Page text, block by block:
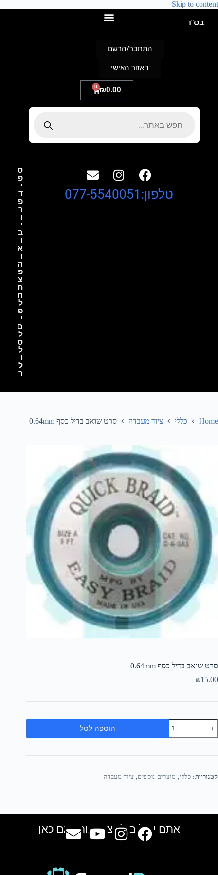
Skip to content
בס"ד
₪0.00
0
התחבר/הרשם
האזור האישי
ס
פ
י
ד
פ
ר
ו
י
ב
ו
א
ו
ה
פ
צ
ת
ח
ל
פ
י
ם
ל
ס
ל
ו
ל
ר
טלפון:077-5540051
Home כללי ציוד מעבדה סרט שואב בדיל כסף 0.64mm
סרט שואב בדיל כסף 0.64mm
₪15.00
הוספה לסל
קטגוריות: כללי, מוצרים נוספים, ציוד מעבדה
אתם יכולים למצוא אותנו גם כאן